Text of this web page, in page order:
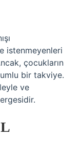
istenmeyenleri
çocukların
bir takviye.
ve